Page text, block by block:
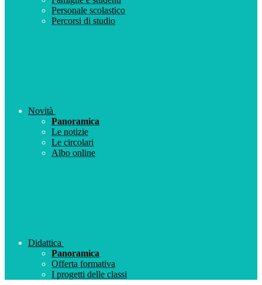
Personale scolastico
Percorsi di studio
Novità
Panoramica
Le notizie
Le circolari
Albo online
Didattica
Panoramica
Offerta formativa
I progetti delle classi